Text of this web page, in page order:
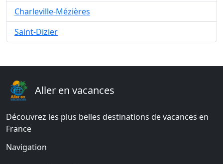
Charleville-Mézières
Saint-Dizier
Aller en vacances
Découvrez les plus belles destinations de vacances en
France
Navigation